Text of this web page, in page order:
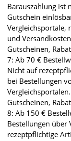
Barauszahlung ist
Gutschein
Vergleichsportale,
und
Gutscheinen,
7: Ab 70 €
Nicht auf
bei Bestellungen
Gutscheinen,
8: Ab 150 €
Bestellungen über
rezeptpflichtige